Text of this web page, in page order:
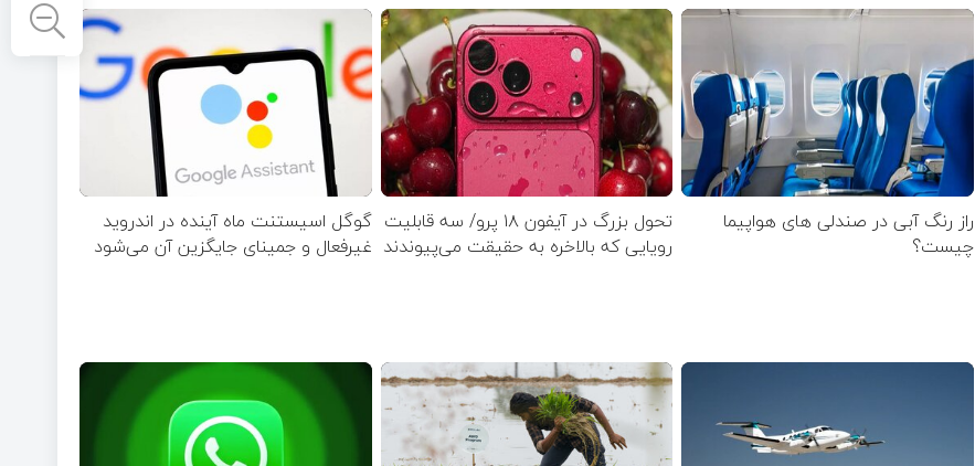
راز رنگ آبی در صندلی های هواپیما
چیست؟
تحول بزرگ در آیفون ۱۸ پرو/ سه قابلیت
رویایی که بالاخره به حقیقت می‌پیوندند
گوگل اسیستنت ماه آینده در اندروید
غیرفعال و جمینای جایگزین آن می‌شود